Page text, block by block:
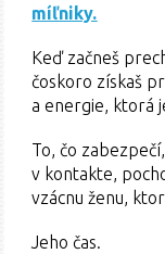
míľniky.
Keď začneš
čoskoro získaš
a energie, ktorá
To, čo
v kontakte,
vzácnu ženu,
Jeho čas.